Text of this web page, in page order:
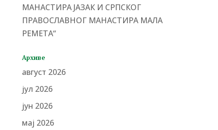
МАНАСТИРА ЈАЗАК И СРПСКОГ
ПРАВОСЛАВНОГ МАНАСТИРА МАЛА
РЕМЕТА“
Архиве
август 2026
јул 2026
јун 2026
мај 2026